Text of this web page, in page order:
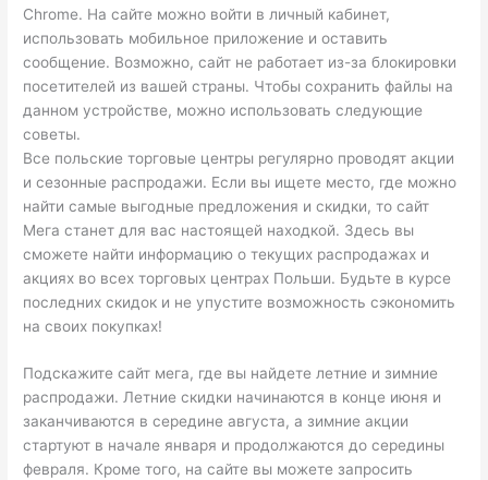
Chrome. На сайте можно войти в личный кабинет,
использовать мобильное приложение и оставить
сообщение. Возможно, сайт не работает из-за блокировки
посетителей из вашей страны. Чтобы сохранить файлы на
данном устройстве, можно использовать следующие
советы.
Все польские торговые центры регулярно проводят акции
и сезонные распродажи. Если вы ищете место, где можно
найти самые выгодные предложения и скидки, то сайт
Мега станет для вас настоящей находкой. Здесь вы
сможете найти информацию о текущих распродажах и
акциях во всех торговых центрах Польши. Будьте в курсе
последних скидок и не упустите возможность сэкономить
на своих покупках!
Подскажите сайт мега, где вы найдете летние и зимние
распродажи. Летние скидки начинаются в конце июня и
заканчиваются в середине августа, а зимние акции
стартуют в начале января и продолжаются до середины
февраля. Кроме того, на сайте вы можете запросить